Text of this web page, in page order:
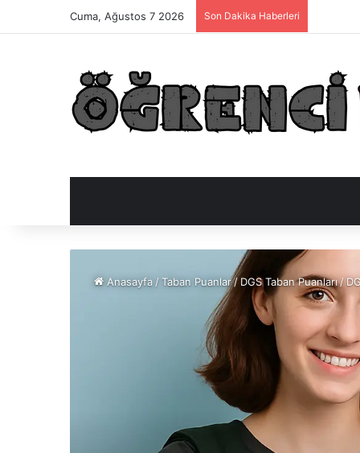
Cuma, Ağustos 7 2026 Son Dakika Haberleri
Anasayfa /Taban Puanlar/ DGS Taban Puanları/